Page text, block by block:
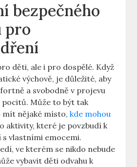
bezpečného
pro
děti, ale i pro dospělé. Když
výchově, je důležité, aby
a svobodně v projevu
pocitů. Může to být tak
mít nějaké místo,kde mohou
aktivity, které je povzbudí k
vlastními emocemi.
ve kterém se nikdo nebude
vybavit děti odvahu k